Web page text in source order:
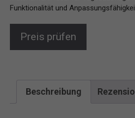
Funktionalität und
Preis prüfen
Beschreibung